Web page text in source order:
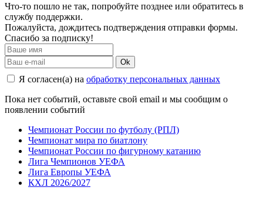
Что-то пошло не так, попробуйте позднее или обратитесь в
службу поддержки.
Пожалуйста, дождитесь подтверждения отправки формы.
Спасибо за подписку!
Ok
Я согласен(а) на обработку персональных данных
Пока нет событий, оставьте свой email и мы сообщим о
появлении событий
Чемпионат России по футболу (РПЛ)
Чемпионат мира по биатлону
Чемпионат России по фигурному катанию
Лига Чемпионов УЕФА
Лига Европы УЕФА
КХЛ 2026/2027